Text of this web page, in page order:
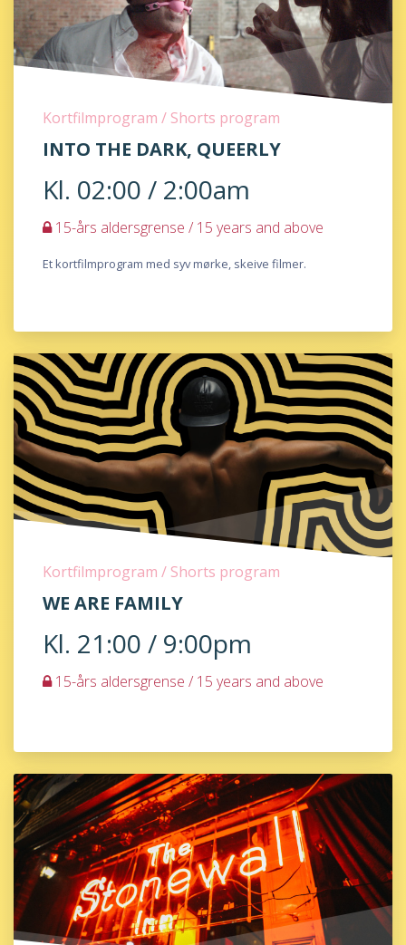
Kortfilmprogram / Shorts program
INTO THE DARK, QUEERLY
Kl. 02:00 / 2:00am
15-års aldersgrense / 15 years and above
Et kortfilmprogram med syv mørke, skeive filmer.
Kortfilmprogram / Shorts program
WE ARE FAMILY
Kl. 21:00 / 9:00pm
15-års aldersgrense / 15 years and above